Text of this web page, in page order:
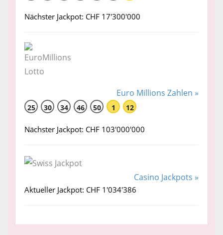
Nächster Jackpot: CHF 17'300'000
Euro Millions Zahlen »
25 30 34 46 50 1 12
Nächster Jackpot: CHF 103'000'000
Casino Jackpots »
Aktueller Jackpot: CHF 1'034'386